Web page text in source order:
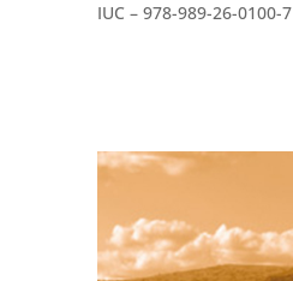
IUC – 978-989-26-0100-7